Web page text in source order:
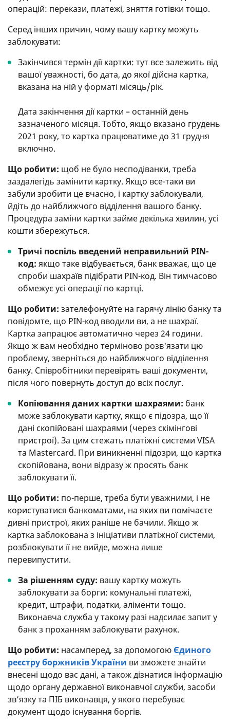
операцій: перекази, платежі, зняття готівки тощо.
Серед інших причин, чому вашу картку можуть
заблокувати:
Закінчився термін дії картки: тут все залежить від
вашої уважності, бо дата, до якої дійсна картка,
вказана на ній у форматі місяць/рік.
Дата закінчення дії картки – останній день
зазначеного місяця. Тобто, якщо вказано грудень
2021 року, то картка працюватиме до 31 грудня
включно.
Що робити: щоб не було несподіванки, треба
заздалегідь замінити картку. Якщо все-таки ви
забули зробити це вчасно, і картку заблокували,
йдіть до найближчого відділення вашого банку.
Процедура заміни картки займе декілька хвилин, усі
кошти збережуться.
Тричі поспіль введений неправильний PIN-
код: якщо таке відбувається, банк вважає, що це
спроби шахраїв підібрати PIN-код. Він тимчасово
обмежує усі операції по картці.
Що робити: зателефонуйте на гарячу лінію банку та
повідомте, що PIN-код вводили ви, а не шахраї.
Картка запрацює автоматично через 24 години.
Якщо ж вам необхідно терміново розв'язати цю
проблему, зверніться до найближчого відділення
банку. Співробітники перевірять ваші документи,
після чого повернуть доступ до всіх послуг.
Копіювання даних картки шахраями: банк
може заблокувати картку, якщо є підозра, що її
дані скопійовані шахраями (через скімінгові
пристрої). За цим стежать платіжні системи VISA
та Mastercard. При виникненні підозри, що картка
скопійована, вони відразу ж просять банк
заблокувати її.
Що робити: по-перше, треба бути уважними, і не
користуватися банкоматами, на яких ви помічаєте
дивні пристрої, яких раніше не бачили. Якщо ж
картка заблокована з ініціативи платіжної системи,
розблокувати її не вийде, можна лише
перевипустити.
За рішенням суду: вашу картку можуть
заблокувати за борги: комунальні платежі,
кредит, штрафи, податки, аліменти тощо.
Виконавча служба у такому разі надсилає запит у
банк з проханням заблокувати рахунок.
Що робити: насамперед, за допомогою Єдиного
реєстру боржників України ви зможете знайти
внесені щодо вас дані, а також дізнатися інформацію
щодо органу державної виконавчої служби, засоби
зв’язку та ПІБ виконавця, у якого перебуває
документ щодо існування боргів.